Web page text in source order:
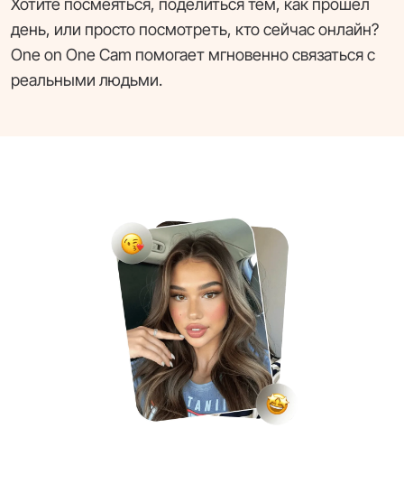
день, или просто посмотреть, кто сейчас онлайн?
One on One Cam помогает мгновенно связаться с
реальными людьми.